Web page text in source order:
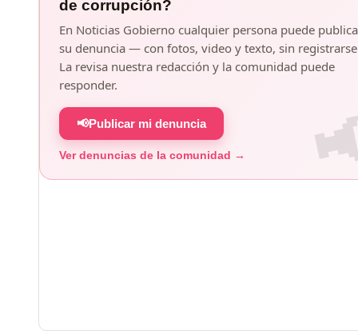
de corrupción?
En Noticias Gobierno cualquier persona puede
su denuncia — con fotos, video y texto, sin
La revisa nuestra redacción y la comunidad puede
responder.
📢Publicar mi denuncia
Ver denuncias de la comunidad →